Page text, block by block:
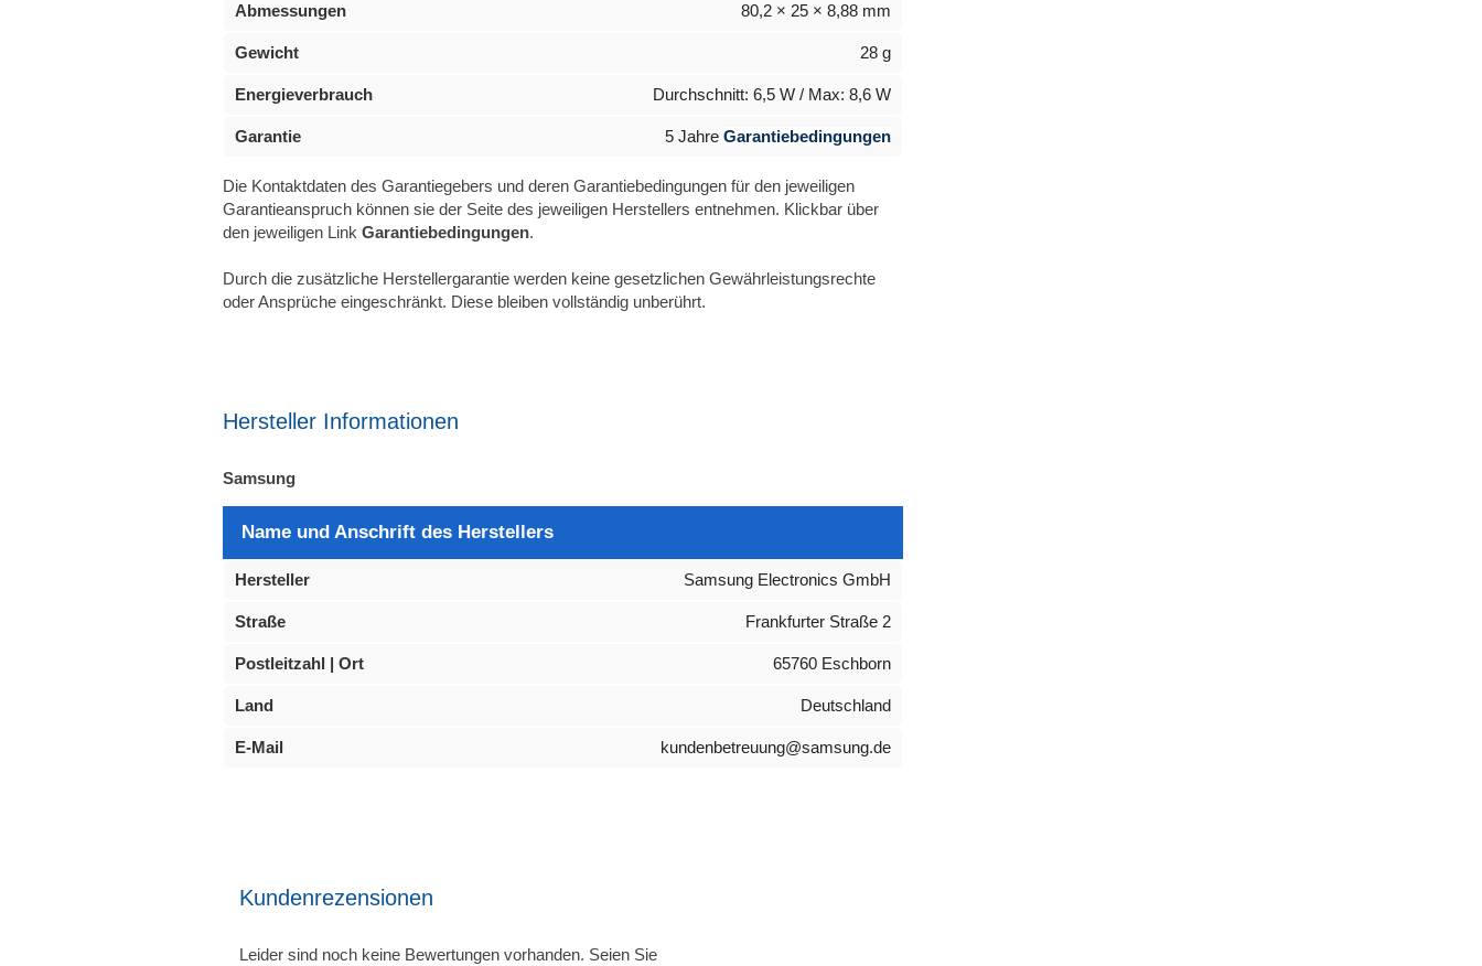
Abmessungen 80,2 × 25 × 8,88 mm
Gewicht 28 g
Energieverbrauch Durchschnitt: 6,5 W / Max: 8,6 W
Garantie 5 Jahre Garantiebedingungen
Die Kontaktdaten des Garantiegebers und deren Garantiebedingungen für den jeweiligen
Garantieanspruch können sie der Seite des jeweiligen Herstellers entnehmen. Klickbar über
den jeweiligen Link Garantiebedingungen.
Durch die zusätzliche Herstellergarantie werden keine gesetzlichen Gewährleistungsrechte
oder Ansprüche eingeschränkt. Diese bleiben vollständig unberührt.
Hersteller Informationen
Samsung
Name und Anschrift des Herstellers
Hersteller Samsung Electronics GmbH
Straße Frankfurter Straße 2
Postleitzahl | Ort 65760 Eschborn
Land Deutschland
E-Mail kundenbetreuung@samsung.de
Kundenrezensionen
Leider sind noch keine Bewertungen vorhanden. Seien Sie